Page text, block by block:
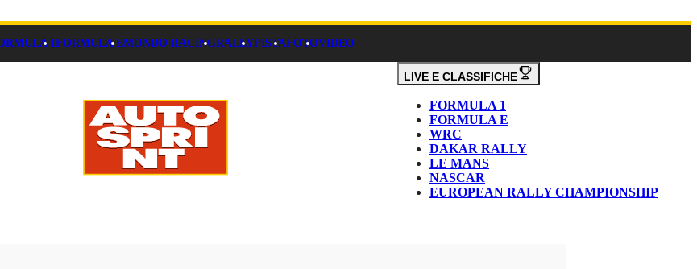
1FORMULA EMONDO RACINGRALLYPISTAFOTOVIDEO
LIVE E CLASSIFICHE
FORMULA 1
FORMULA E
WRC
DAKAR RALLY
LE MANS
NASCAR
EUROPEAN RALLY CHAMPIONSHIP